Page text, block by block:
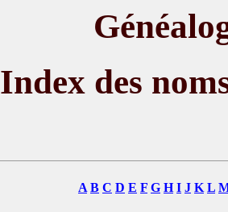
Index des
A B C D E F G H I J K L